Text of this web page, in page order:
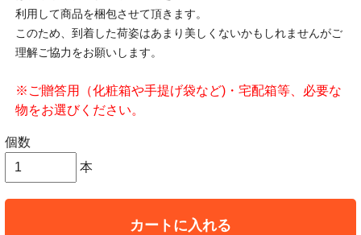
利用して商品を梱包させて頂きます。
このため、到着した荷姿はあまり美しくないかもしれませんがご
理解ご協力をお願いします。
※ご贈答用（化粧箱や手提げ袋など)・宅配箱等、必要な
物をお選びください。
個数
本
カートに入れる